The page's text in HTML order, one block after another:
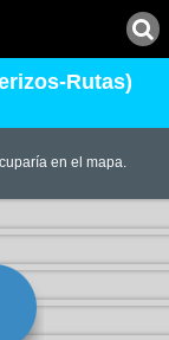
Rutas)
en el mapa.